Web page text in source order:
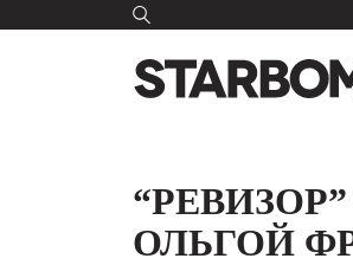
ОЛЬГОЙ